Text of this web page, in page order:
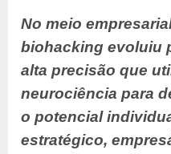
No meio
biohacking evoluiu
alta precisão que
neurociência para
o potencial
estratégico,